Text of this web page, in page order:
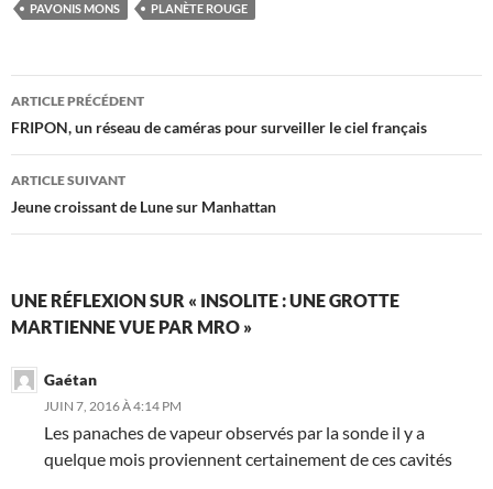
PAVONIS MONS
PLANÈTE ROUGE
Navigation
des
articles
ARTICLE PRÉCÉDENT
FRIPON, un réseau de caméras pour surveiller le ciel français
ARTICLE SUIVANT
Jeune croissant de Lune sur Manhattan
UNE RÉFLEXION SUR « INSOLITE : UNE GROTTE
MARTIENNE VUE PAR MRO »
Gaétan
JUIN 7, 2016 À 4:14 PM
Les panaches de vapeur observés par la sonde il y a
quelque mois proviennent certainement de ces cavités